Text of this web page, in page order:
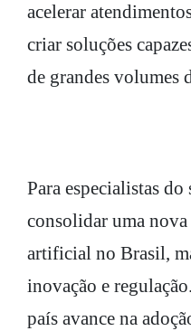
acelerar
criar soluções
de grandes volumes
Para especialistas
consolidar uma
artificial no Brasil,
inovação e
país avance na